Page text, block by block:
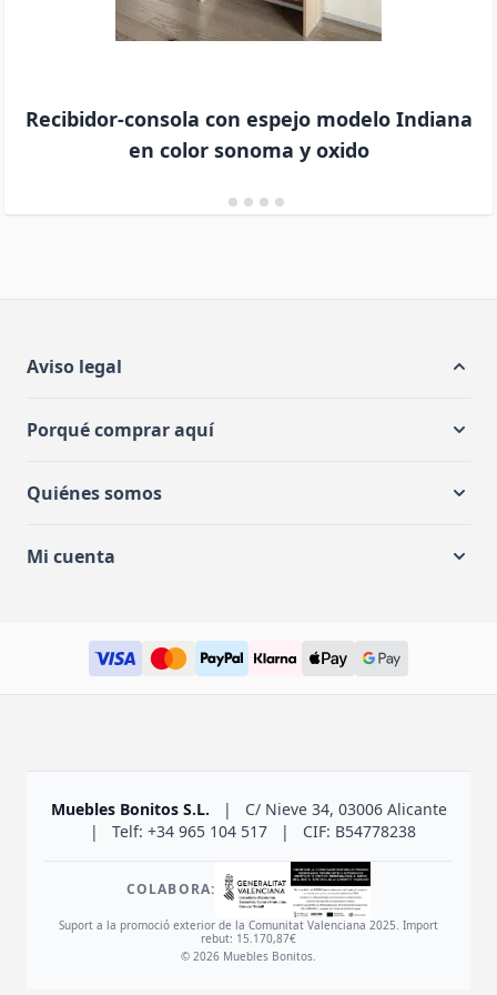
Recibidor-consola con espejo modelo Indiana
en color sonoma y oxido
Aviso legal
Porqué comprar aquí
Quiénes somos
Mi cuenta
Muebles Bonitos S.L. |
C/ Nieve 34, 03006 Alicante
|
Telf: +34 965 104 517 | CIF: B54778238
COLABORA:
Suport a la promoció exterior de la Comunitat Valenciana 2025. Import
rebut: 15.170,87€
© 2026 Muebles Bonitos.